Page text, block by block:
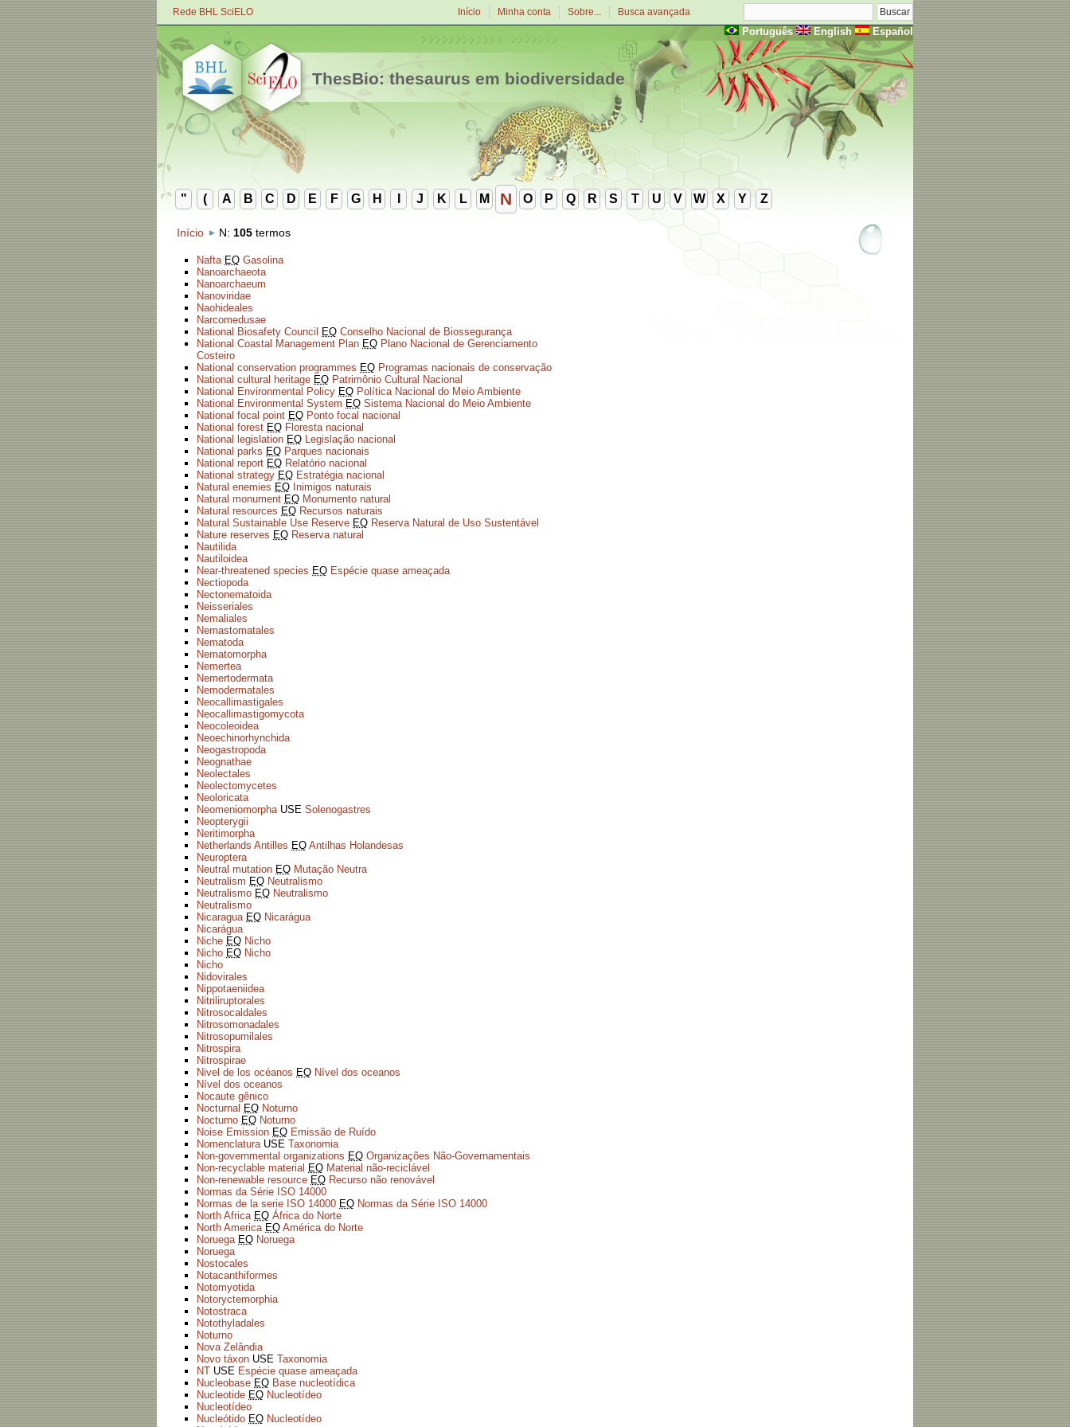
Rede BHL SciELO Início Minha conta Sobre... Busca avançada
Português English Español
ThesBio: thesaurus em biodiversidade
" ( A B C D E F G H J K L M N O P Q R S T U V W X Y Z
Início N:105termos
Nafta EQ Gasolina
Nanoarchaeota
Nanoarchaeum
Nanoviridae
Naohideales
Narcomedusae
National Biosafety Council EQ Conselho Nacional de Biossegurança
National Coastal Management Plan EQ Plano Nacional de Gerenciamento
Costeiro
National conservation programmes EQ Programas nacionais de conservação
National cultural heritage EQ Patrimônio Cultural Nacional
National Environmental Policy EQ Política Nacional do Meio Ambiente
National Environmental System EQ Sistema Nacional do Meio Ambiente
National focal point EQ Ponto focal nacional
National forest EQ Floresta nacional
National legislation EQ Legislação nacional
National parks EQ Parques nacionais
National report EQ Relatório nacional
National strategy EQ Estratégia nacional
Natural enemies EQ Inimigos naturais
Natural monument EQ Monumento natural
Natural resources EQ Recursos naturais
Natural Sustainable Use Reserve EQ Reserva Natural de Uso Sustentável
Nature reserves EQ Reserva natural
Nautilida
Nautiloidea
Near-threatened species EQ Espécie quase ameaçada
Nectiopoda
Nectonematoida
Neisseriales
Nemaliales
Nemastomatales
Nematoda
Nematomorpha
Nemertea
Nemertodermata
Nemodermatales
Neocallimastigales
Neocallimastigomycota
Neocoleoidea
Neoechinorhynchida
Neogastropoda
Neognathae
Neolectales
Neolectomycetes
Neoloricata
Neomeniomorpha USE Solenogastres
Neopterygii
Neritimorpha
Netherlands Antilles EQ Antilhas Holandesas
Neuroptera
Neutral mutation EQ Mutação Neutra
Neutralism EQ Neutralismo
Neutralismo EQ Neutralismo
Neutralismo
Nicaragua EQ Nicarágua
Nicarágua
Niche EQ Nicho
Nicho EQ Nicho
Nicho
Nidovirales
Nippotaeniidea
Nitriliruptorales
Nitrosocaldales
Nitrosomonadales
Nitrosopumilales
Nitrospira
Nitrospirae
Nivel de los océanos EQ Nível dos oceanos
Nível dos oceanos
Nocaute gênico
Nocturnal EQ Noturno
Nocturno EQ Noturno
Noise Emission EQ Emissão de Ruído
Nomenclatura USE Taxonomia
Non-governmental organizations EQ Organizações Não-Governamentais
Non-recyclable material EQ Material não-reciclável
Non-renewable resource EQ Recurso não renovável
Normas da Série ISO 14000
Normas de la serie ISO 14000 EQ Normas da Série ISO 14000
North Africa EQ África do Norte
North America EQ América do Norte
Noruega EQ Noruega
Noruega
Nostocales
Notacanthiformes
Notomyotida
Notoryctemorphia
Notostraca
Notothyladales
Noturno
Nova Zelândia
Novo táxon USE Taxonomia
NT USE Espécie quase ameaçada
Nucleobase EQ Base nucleotídica
Nucleotide EQ Nucleotídeo
Nucleotídeo
Nucleótido EQ Nucleotídeo